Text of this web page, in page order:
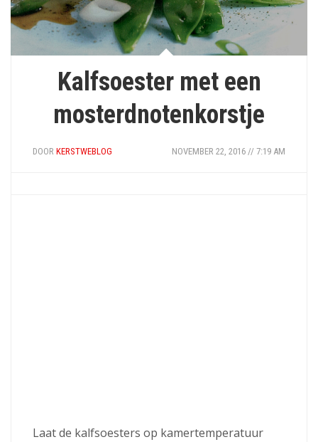
Kalfsoester met een
mosterdnotenkorstje
DOOR KERSTWEBLOG NOVEMBER 22, 2016 // 7:19 AM
Laat de kalfsoesters op kamertemperatuur